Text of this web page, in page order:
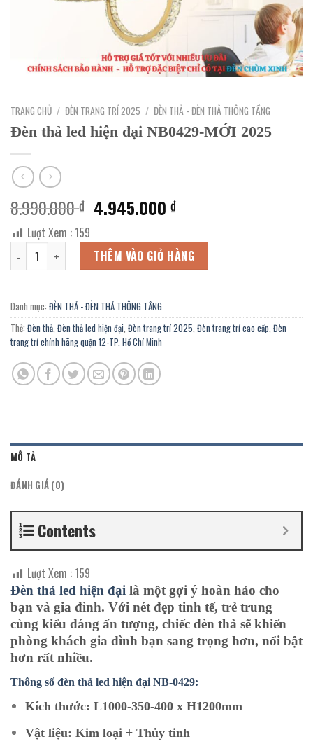
TRANG CHỦ / ĐÈN TRANG TRÍ 2025 / ĐÈN THẢ - ĐÈN THẢ THÔNG TẦNG
Đèn thả led hiện đại NB0429-MỚI 2025
8.990.000₫ Giá
gốc
là:
8.990.000 ₫.
4.945.000₫Giá
tại
là:
4.945.000 ₫.
Lượt Xem :159
Đèn thả led hiện đại NB0429-MỚI 2025 số lượng
THÊM VÀO GIỎ HÀNG
Danh mục: ĐÈN THẢ - ĐÈN THẢ THÔNG TẦNG
Thẻ: Đèn thả, Đèn thả led hiện đại, Đèn trang trí 2025, Đèn trang trí cao cấp, Đèn
trang trí chính hãng quận 12-TP. Hồ Chí Minh
MÔ TẢ
ĐÁNH GIÁ (0)
Contents
Lượt Xem :159
Đèn thả led hiện đại là một gợi ý hoàn hảo cho
bạn và gia đình. Với nét đẹp tinh tế, trẻ trung
cùng kiểu dáng ấn tượng, chiếc đèn thả sẽ khiến
phòng khách gia đình bạn sang trọng hơn, nổi bật
hơn rất nhiều.
Thông số đèn thả led hiện đại NB-0429:
Kích thước: L1000-350-400 x H1200mm
Vật liệu: Kim loại + Thủy tinh